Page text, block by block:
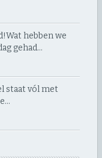
​Wat hebben we
gehad…
staat vól met